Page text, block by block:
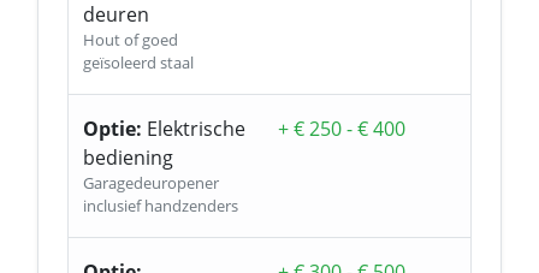
deuren
Hout of goed
geïsoleerd staal
Optie: Elektrische
bediening
Garagedeuropener
inclusief handzenders
+ € 250 - € 400